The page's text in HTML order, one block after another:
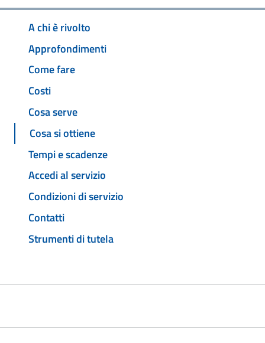
A chi è rivolto
Approfondimenti
Come fare
Costi
Cosa serve
Cosa si ottiene
Tempi e scadenze
Accedi al servizio
Condizioni di servizio
Contatti
Strumenti di tutela